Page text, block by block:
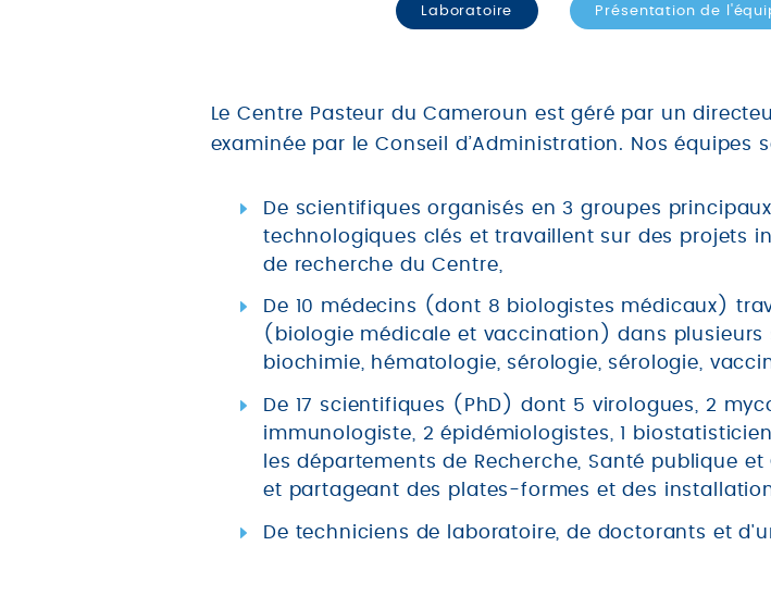
Laboratoire Présentation de
Le Centre Pasteur du Cameroun est géré par un
examinée par le Conseil d’Administration. Nos équipes
De scientifiques organisés en 3 groupes
technologiques clés et travaillent sur des projets
de recherche du Centre,
De 10 médecins (dont 8 biologistes médicaux)
(biologie médicale et vaccination) dans
biochimie, hématologie, sérologie, sérologie,
De 17 scientifiques (PhD) dont 5 virologues, 2
immunologiste, 2 épidémiologistes, 1
les départements de Recherche, Santé publique
et partageant des plates-formes et des
De techniciens de laboratoire, de doctorants et